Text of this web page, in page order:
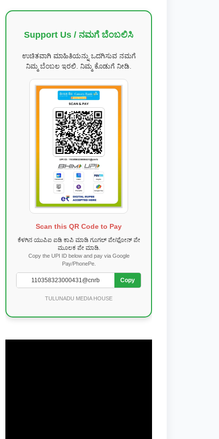
Support Us / ನಮಗೆ ಬೆಂಬಲಿಸಿ
ಉಚಿತವಾಗಿ ಮಾಹಿತಿಯನ್ನು ಒದಗಿಸುವ ನಮಗೆ
ನಿಮ್ಮ ಬೆಂಬಲ ಇರಲಿ. ನಿಮ್ಮ ಕೊಡುಗೆ ನೀಡಿ.
Scan this QR Code to Pay
ಕೆಳಗಿನ ಯುಪಿಐ ಐಡಿ ಕಾಪಿ ಮಾಡಿ ಗೂಗಲ್ ಪೇ/ಫೋನ್ ಪೇ
ಮೂಲಕ ಪೇ ಮಾಡಿ.
Copy the UPI ID below and pay via Google
Pay/PhonePe.
Copy
TULUNADU MEDIA HOUSE